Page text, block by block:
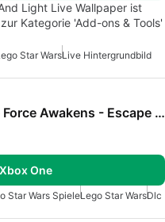
Light Live Wallpaper ist
Kategorie 'Add-ons & Tools'
Star WarsLive Hintergrundbild
LEGO Star Wars: The Force Awakens - Escape From Starkiller Base
One
Star Wars SpieleLego Star WarsDlc